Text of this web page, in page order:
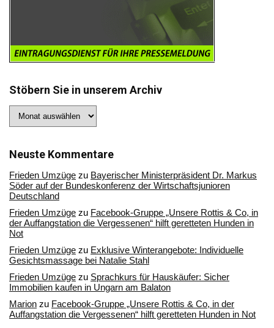
Stöbern Sie in unserem Archiv
Sie
Archiv
Neuste Kommentare
Frieden Umzüge zu Bayerischer Ministerpräsident Dr. Markus
Söder auf der Bundeskonferenz der Wirtschaftsjunioren
Deutschland
Frieden Umzüge zu Facebook-Gruppe „Unsere Rottis & Co, in
der Auffangstation die Vergessenen“ hilft geretteten Hunden in
Not
Frieden Umzüge zu Exklusive Winterangebote: Individuelle
Gesichtsmassage bei Natalie Stahl
Frieden Umzüge zu Sprachkurs für Hauskäufer: Sicher
Immobilien kaufen in Ungarn am Balaton
Marion zu Facebook-Gruppe „Unsere Rottis & Co, in der
Auffangstation die Vergessenen“ hilft geretteten Hunden in Not